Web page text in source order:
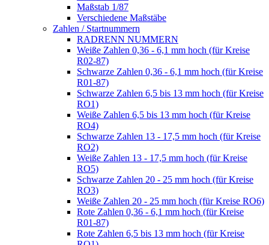
Maßstab 1/87
Verschiedene Maßstäbe
Zahlen / Startnummern
RADRENN NUMMERN
Weiße Zahlen 0,36 - 6,1 mm hoch (für Kreise
R02-87)
Schwarze Zahlen 0,36 - 6,1 mm hoch (für Kreise
R01-87)
Schwarze Zahlen 6,5 bis 13 mm hoch (für Kreise
RO1)
Weiße Zahlen 6,5 bis 13 mm hoch (für Kreise
RO4)
Schwarze Zahlen 13 - 17,5 mm hoch (für Kreise
RO2)
Weiße Zahlen 13 - 17,5 mm hoch (für Kreise
RO5)
Schwarze Zahlen 20 - 25 mm hoch (für Kreise
RO3)
Weiße Zahlen 20 - 25 mm hoch (für Kreise RO6)
Rote Zahlen 0,36 - 6,1 mm hoch (für Kreise
R01-87)
Rote Zahlen 6,5 bis 13 mm hoch (für Kreise